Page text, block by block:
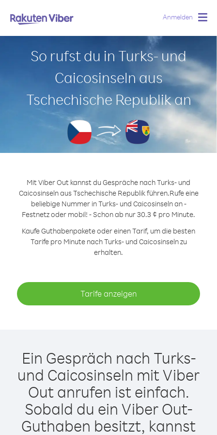
Anmelden
So rufst du in Turks- und
Caicosinseln aus
Tschechische Republik an
Mit Viber Out kannst du Gespräche nach Turks- und
Caicosinseln aus Tschechische Republik führen.Rufe eine
beliebige Nummer in Turks- und Caicosinseln an -
Festnetz oder mobil! - Schon ab nur 30.3 ¢ pro Minute.
Kaufe Guthabenpakete oder einen Tarif, um die besten
Tarife pro Minute nach Turks- und Caicosinseln zu
erhalten.
Tarife anzeigen
Ein Gespräch nach Turks-
und Caicosinseln mit Viber
Out anrufen ist einfach.
Sobald du ein Viber Out-
Guthaben besitzt, kannst